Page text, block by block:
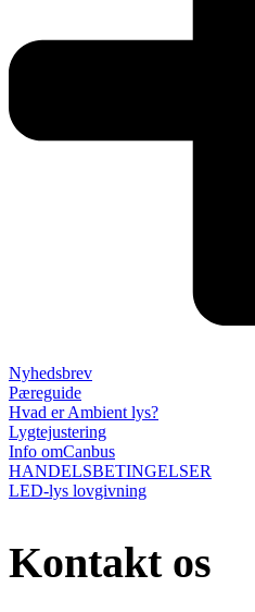
Nyhedsbrev
Pæreguide
Hvad er Ambient lys?
Lygtejustering
Info omCanbus
HANDELSBETINGELSER
LED-lys lovgivning
Kontakt os